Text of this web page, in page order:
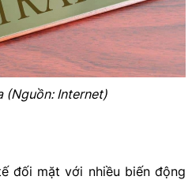
(Nguồn: Internet)
đối mặt với nhiều biến động